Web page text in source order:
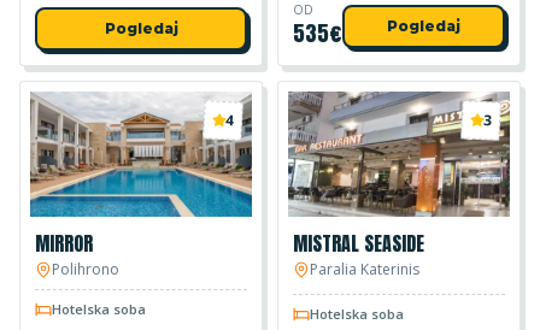
Pogledaj
OD
535€ Pogledaj
4
MIRROR
Polihrono
Hotelska soba
3
MISTRAL SEASIDE
Paralia Katerinis
Hotelska soba